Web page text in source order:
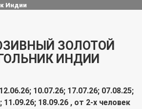
Индии
ЗОЛОТОЙ
ИНДИИ
10.07.26; 17.07.26; 07.08.25;
11.09.26; 18.09.26 , от 2-х человек